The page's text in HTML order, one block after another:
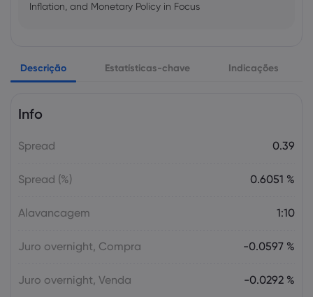
Inflation, and Monetary Policy in Focus
US Government Shutdown Threatens
October Inflation Data Release
US-EU Relations: Russia Sanctions Unite
Descrição Estatísticas-chave Indicações
Info
Spread 0.39
Spread (%) 0.6051 %
Alavancagem 1:10
Juro overnight, Compra -0.0597 %
Juro overnight, Venda -0.0292 %